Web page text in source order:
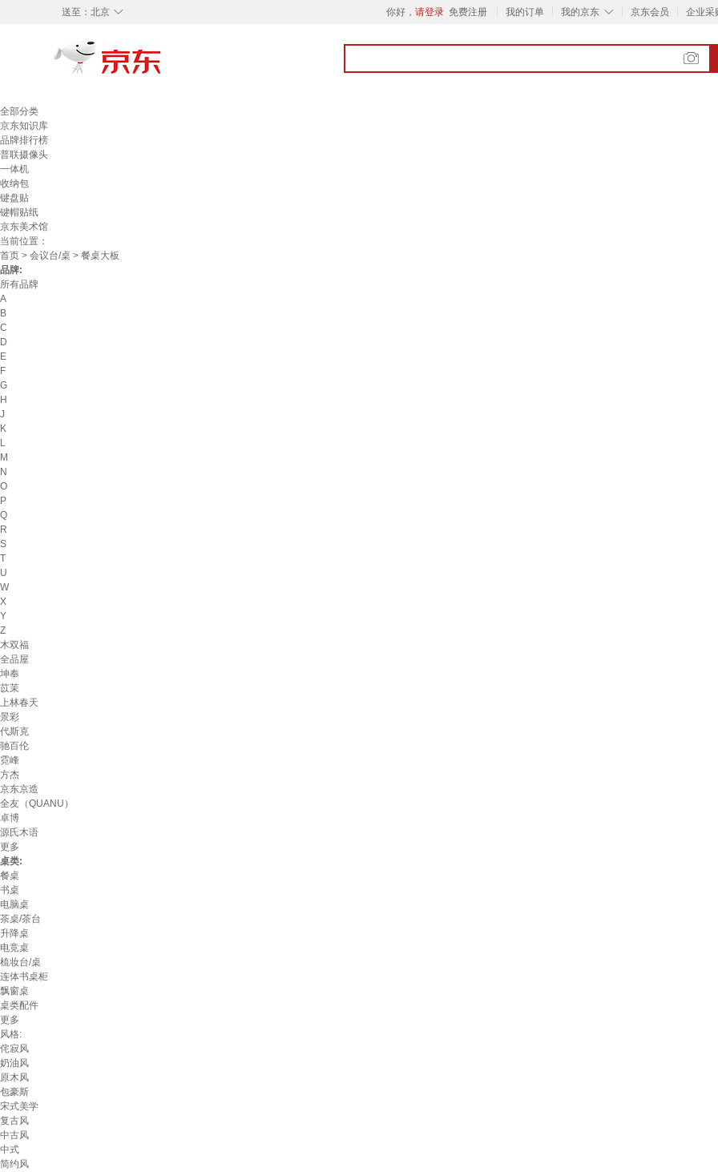
◇
送至： 北京 你好， 请登录 免费注册 我的订单 ◇
我的京东 京东会员 企业采
全部分类
京东知识库
品牌排行榜
普联摄像头
一体机
收纳包
键盘贴
键帽贴纸
京东美术馆
当前位置：
首页 > 会议台/桌 > 餐桌大板
品牌:
所有品牌
A
B
C
D
E
F
G
H
J
K
L
M
N
O
P
Q
R
S
T
U
W
X
Y
Z
木双福
全品屋
坤奉
苡茉
上林春天
景彩
代斯克
驰百伦
霓峰
方杰
京东京造
全友（QUANU）
卓博
源氏木语
更多
桌类:
餐桌
书桌
电脑桌
茶桌/茶台
升降桌
电竞桌
梳妆台/桌
连体书桌柜
飘窗桌
桌类配件
更多
风格:
侘寂风
奶油风
原木风
包豪斯
宋式美学
复古风
中古风
中式
简约风